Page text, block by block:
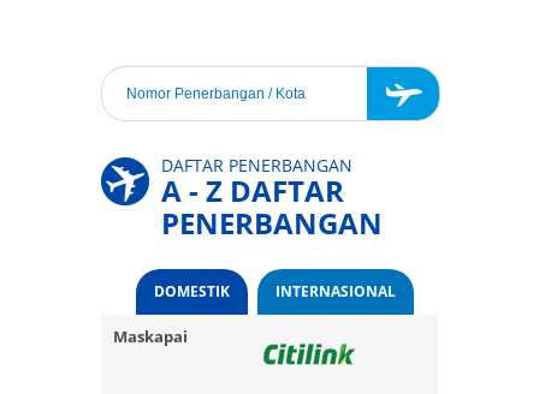
DAFTAR PENERBANGAN
A - Z DAFTAR
PENERBANGAN
DOMESTIK INTERNASIONAL